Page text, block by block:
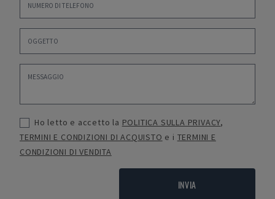
Ho letto e accetto la POLITICA SULLA PRIVACY,
TERMINI E CONDIZIONI DI ACQUISTO e i TERMINI E
CONDIZIONI DI VENDITA
INVIA